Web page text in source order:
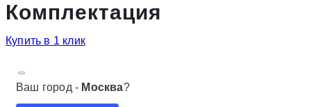
Комплектация
Купить в 1 клик
Ваш город - Москва?